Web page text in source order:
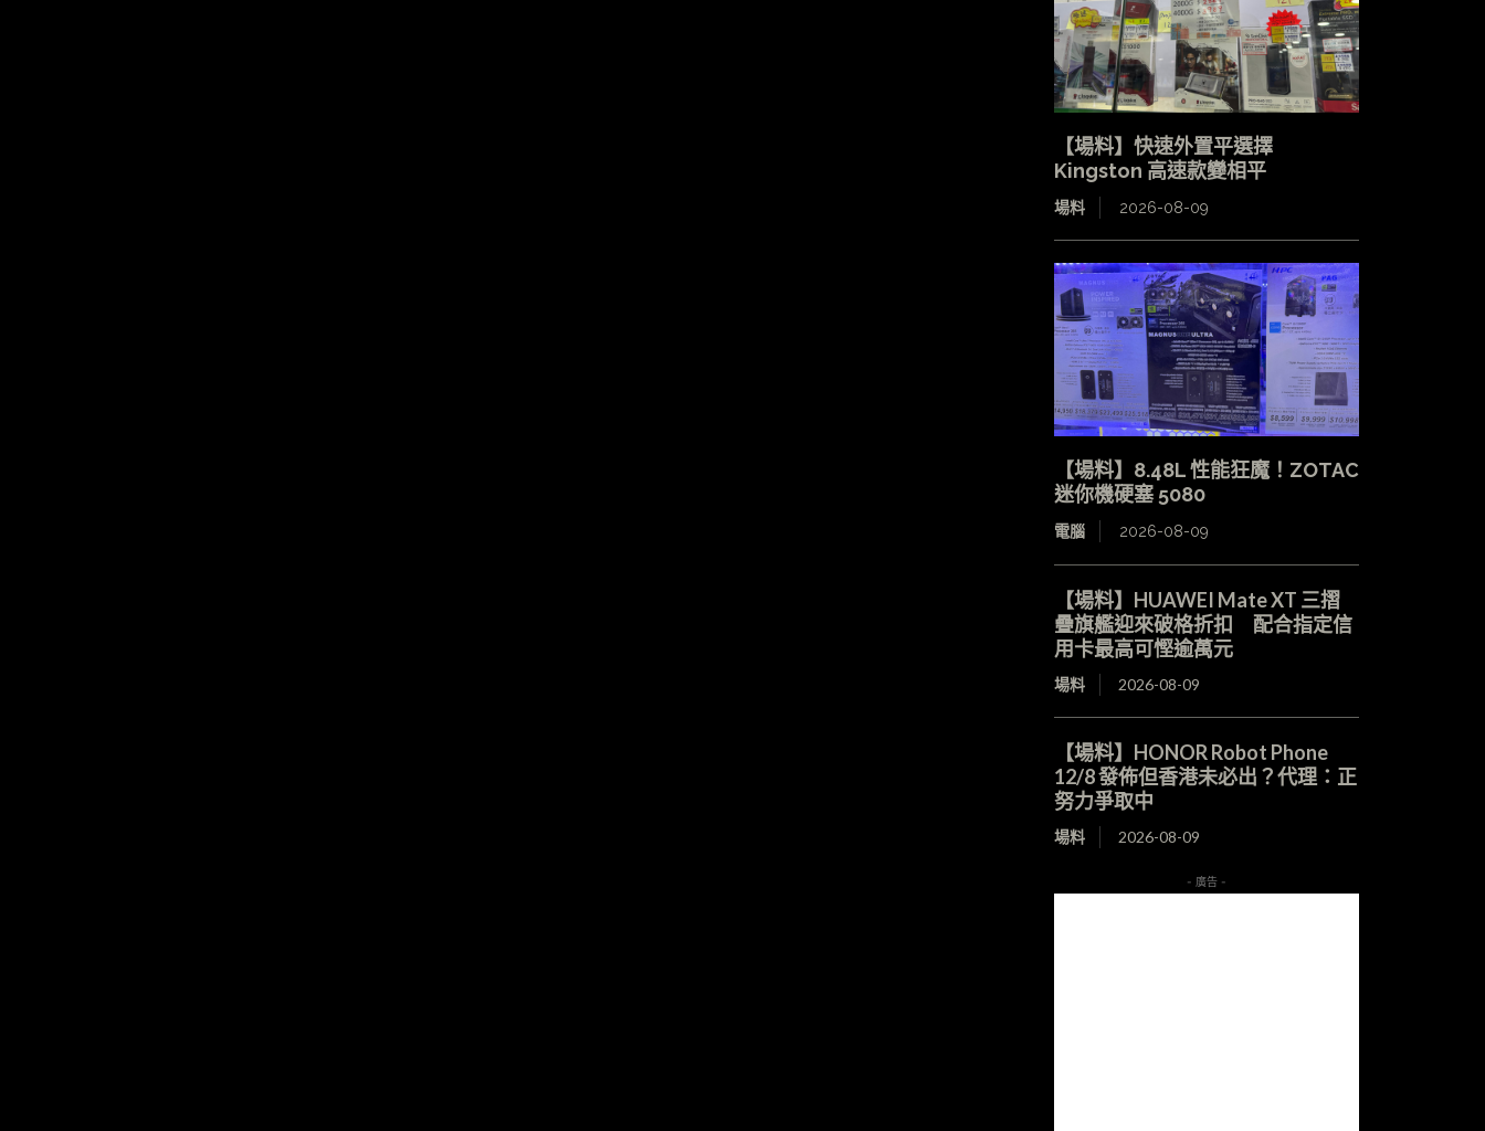
【場料】快速外置平選擇
Kingston 高速款變相平
場料 2026-08-09
【場料】8.48L 性能狂魔！ZOTAC
迷你機硬塞 5080
電腦 2026-08-09
【場料】HUAWEI Mate XT 三摺
疊旗艦迎來破格折扣 配合指定信
用卡最高可慳逾萬元
場料 2026-08-09
【場料】HONOR Robot Phone
12/8 發佈但香港未必出？代理：正
努力爭取中
場料 2026-08-09
- 廣告 -